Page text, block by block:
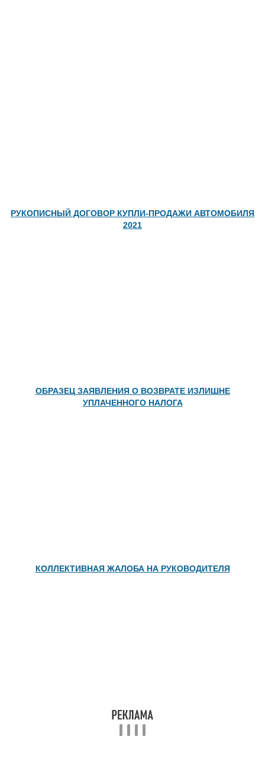
РУКОПИСНЫЙ ДОГОВОР КУПЛИ-ПРОДАЖИ АВТОМОБИЛЯ
2021
ОБРАЗЕЦ ЗАЯВЛЕНИЯ О ВОЗВРАТЕ ИЗЛИШНЕ
УПЛАЧЕННОГО НАЛОГА
КОЛЛЕКТИВНАЯ ЖАЛОБА НА РУКОВОДИТЕЛЯ